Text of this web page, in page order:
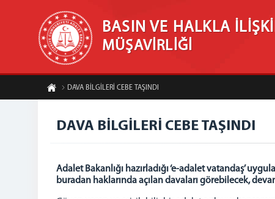
BASIN VE HALKLA
MÜŞAVİRLİĞİ
DAVA BİLGİLERİ CEBE TAŞINDI
DAVA BİLGİLERİ CEBE TAŞINDI
Adalet Bakanlığı hazırladığı ‘e-adalet vatandaş’
buradan haklarında açılan davaları görebilecek,